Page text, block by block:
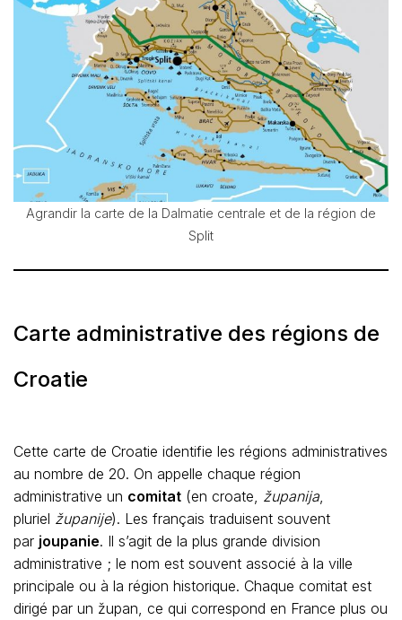
Agrandir la carte de la Dalmatie centrale et de la région de
Split
Carte administrative des régions de
Croatie
Cette carte de Croatie identifie les régions administratives
au nombre de 20. On appelle chaque région
administrative un comitat (en croate, županija
pluriel županije). Les français traduisent souvent
par joupanie. Il s’agit de la plus grande division
administrative ; le nom est souvent associé à la ville
principale ou à la région historique. Chaque comitat est
dirigé par un župan, ce qui correspond en France plus ou